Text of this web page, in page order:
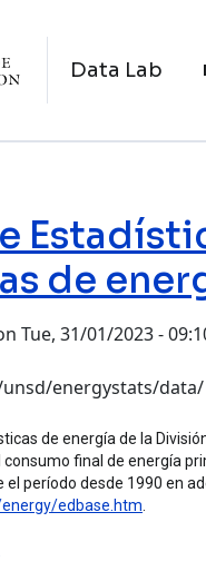
Data Lab
de
Tue, 31/01/2023 -
de Estadísticas de
energystats/data/
de energía de la
final de energía
el período desde 1990 en
edbase.htm